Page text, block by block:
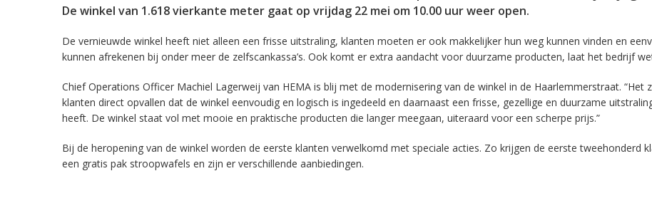
De winkel van 1.618 vierkante meter gaat op vrijdag 22 mei om 10.00 uur weer open.
De vernieuwde winkel heeft niet alleen een frisse uitstraling, klanten moeten er ook makkelijker hun weg kunnen vinden en
kunnen afrekenen bij onder meer de zelfscankassa’s. Ook komt er extra aandacht voor duurzame producten, laat het bedrijf
Chief Operations Officer Machiel Lagerweij van HEMA is blij met de modernisering van de winkel in de Haarlemmerstraat. “Het
klanten direct opvallen dat de winkel eenvoudig en logisch is ingedeeld en daarnaast een frisse, gezellige en duurzame
heeft. De winkel staat vol met mooie en praktische producten die langer meegaan, uiteraard voor een scherpe prijs.”
Bij de heropening van de winkel worden de eerste klanten verwelkomd met speciale acties. Zo krijgen de eerste tweehonderd
een gratis pak stroopwafels en zijn er verschillende aanbiedingen.